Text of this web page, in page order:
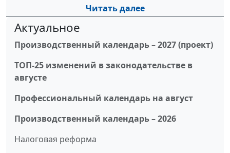
Читать далее
Актуальное
Производственный календарь – 2027 (проект)
ТОП-25 изменений в законодательстве в
августе
Профессиональный календарь на август
Производственный календарь – 2026
Налоговая реформа